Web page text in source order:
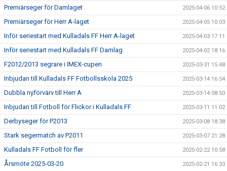
Premiärseger för Damlaget 2025-04-06 10:52
Premiärseger för Herr A-laget 2025-04-05 10:03
Inför seriestart med Kulladals FF Herr A-laget 2025-04-03 17:11
Inför seriestart med Kulladals FF Damlag 2025-04-02 18:16
F2012/2013 segrare i IMEX-cupen 2025-03-31 15:48
Inbjudan till Kulladals FF Fotbollsskola 2025 2025-03-14 16:54
Dubbla nyförvärv till Herr A 2025-03-14 08:50
Inbjudan till Fotboll för Flickor i Kulladals FF 2025-03-11 11:02
Derbyseger för P2013 2025-03-08 18:38
Stark segermatch av P2011 2025-03-07 21:28
Kulladals FF Fotboll för fler 2025-02-22 10:58
Årsmöte 2025-03-20 2025-02-21 16:33